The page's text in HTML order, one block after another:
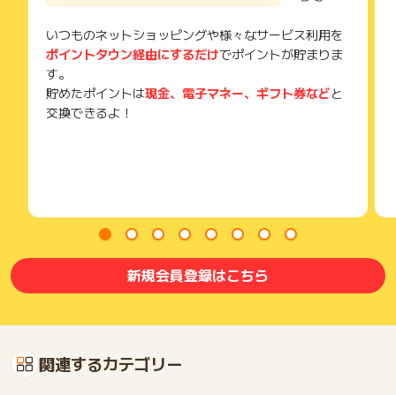
いつものネットショッピングや様々なサービス利用を
ポイントタウン経由にするだけでポイントが貯まりま
す。
貯めたポイントは現金、電子マネー、ギフト券などと
交換できるよ！
新規会員登録はこちら
関連するカテゴリー